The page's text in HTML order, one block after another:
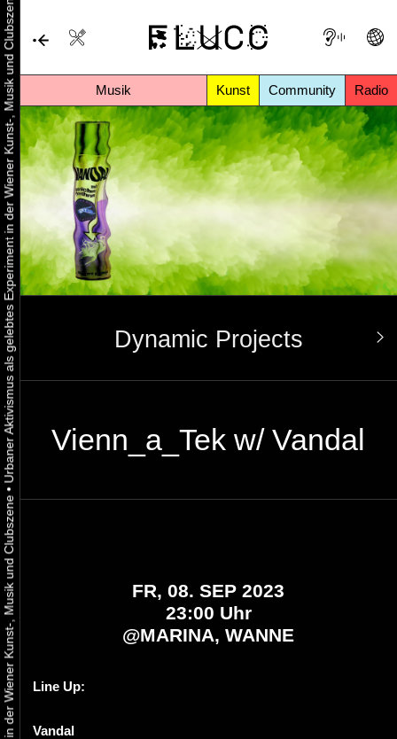
Musik Kunst Community Radio
•
Urbaner Aktivismus als gelebtes Experiment in der Wiener Kunst-, Musik und Clubszene Dynamic Projects
Vienn_a_Tek w/ Vandal
FR, 08. SEP 2023
23:00 Uhr
@MARINA, WANNE
Line Up:
Vandal